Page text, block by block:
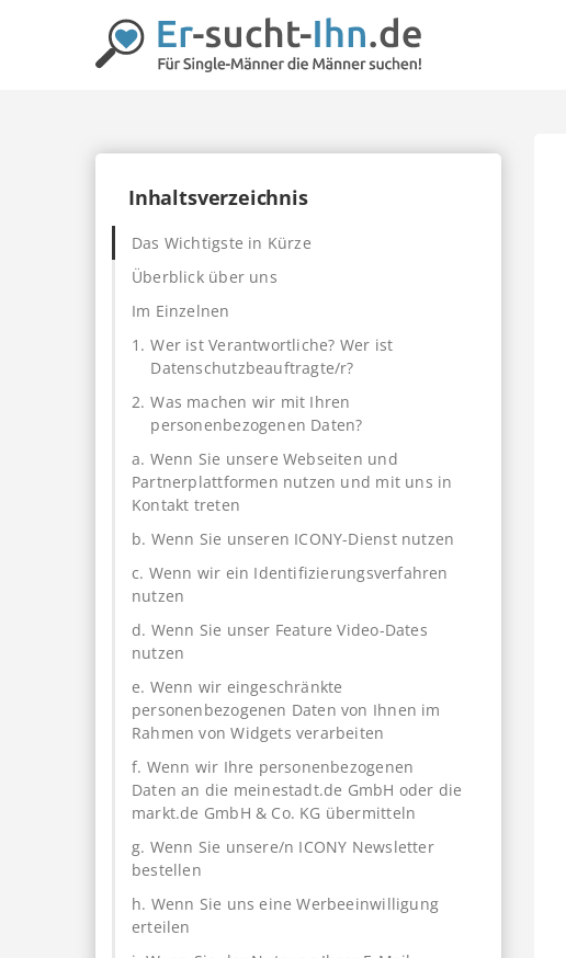
Inhaltsverzeichnis
Das Wichtigste in Kürze
Überblick über uns
Im Einzelnen
1. Wer ist Verantwortliche? Wer ist
Datenschutzbeauftragte/r?
2. Was machen wir mit Ihren
personenbezogenen Daten?
a. Wenn Sie unsere Webseiten und
Partnerplattformen nutzen und mit uns in
Kontakt treten
b. Wenn Sie unseren ICONY-Dienst nutzen
c. Wenn wir ein Identifizierungsverfahren
nutzen
d. Wenn Sie unser Feature Video-Dates
nutzen
e. Wenn wir eingeschränkte
personenbezogenen Daten von Ihnen im
Rahmen von Widgets verarbeiten
f. Wenn wir Ihre personenbezogenen
Daten an die meinestadt.de GmbH oder die
markt.de GmbH & Co. KG übermitteln
g. Wenn Sie unsere/n ICONY Newsletter
bestellen
h. Wenn Sie uns eine Werbeeinwilligung
erteilen